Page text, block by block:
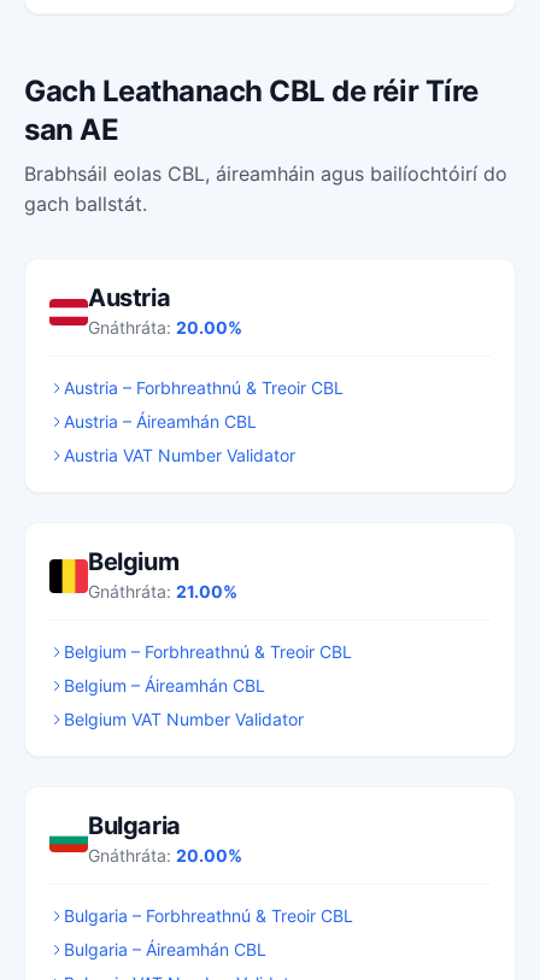
Gach Leathanach CBL de réir Tíre
san AE
Brabhsáil eolas CBL, áireamháin agus bailíochtóirí do
gach ballstát.
Austria
Gnáthráta: 20.00%
Austria – Forbhreathnú & Treoir CBL
Austria – Áireamhán CBL
Austria VAT Number Validator
Belgium
Gnáthráta: 21.00%
Belgium – Forbhreathnú & Treoir CBL
Belgium – Áireamhán CBL
Belgium VAT Number Validator
Bulgaria
Gnáthráta: 20.00%
Bulgaria – Forbhreathnú & Treoir CBL
Bulgaria – Áireamhán CBL